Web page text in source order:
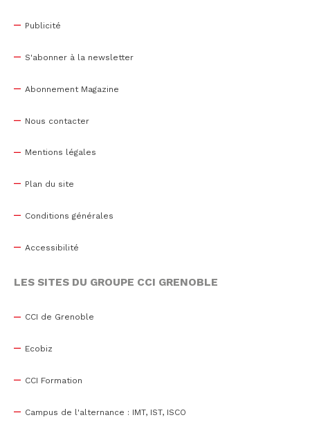
Publicité
S'abonner à la newsletter
Abonnement Magazine
Nous contacter
Mentions légales
Plan du site
Conditions générales
Accessibilité
LES SITES DU GROUPE CCI GRENOBLE
CCI de Grenoble
Ecobiz
CCI Formation
Campus de l'alternance : IMT, IST, ISCO